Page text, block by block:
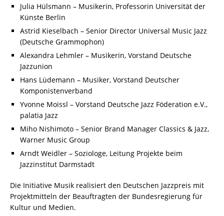
Julia Hülsmann – Musikerin, Professorin Universität der
Künste Berlin
Astrid Kieselbach – Senior Director Universal Music Jazz
(Deutsche Grammophon)
Alexandra Lehmler – Musikerin, Vorstand Deutsche
Jazzunion
Hans Lüdemann – Musiker, Vorstand Deutscher
Komponistenverband
Yvonne Moissl – Vorstand Deutsche Jazz Föderation e.V.,
palatia Jazz
Miho Nishimoto – Senior Brand Manager Classics & Jazz,
Warner Music Group
Arndt Weidler – Soziologe, Leitung Projekte beim
Jazzinstitut Darmstadt
Die Initiative Musik realisiert den Deutschen Jazzpreis mit
Projektmitteln der Beauftragten der Bundesregierung für
Kultur und Medien.